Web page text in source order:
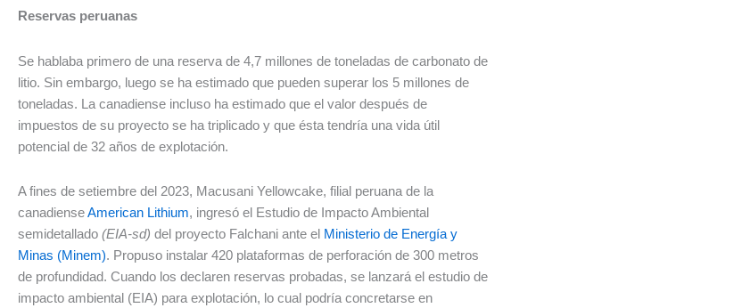
Reservas peruanas
Se hablaba primero de una reserva de 4,7 millones de toneladas de carbonato de
litio. Sin embargo, luego se ha estimado que pueden superar los 5 millones de
toneladas. La canadiense incluso ha estimado que el valor después de
impuestos de su proyecto se ha triplicado y que ésta tendría una vida útil
potencial de 32 años de explotación.
A fines de setiembre del 2023, Macusani Yellowcake, filial peruana de la
canadienseAmerican Lithium, ingresó el Estudio de Impacto Ambiental
semidetallado (EIA-sd) del proyecto Falchani ante el Ministerio de Energía y
Minas (Minem). Propuso instalar 420 plataformas de perforación de 300 metros
de profundidad. Cuando los declaren reservas probadas, se lanzará el estudio de
impacto ambiental (EIA) para explotación, lo cual podría concretarse en